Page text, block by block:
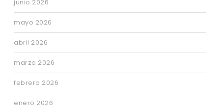
junio 2026
mayo 2026
abril 2026
marzo 2026
febrero 2026
enero 2026